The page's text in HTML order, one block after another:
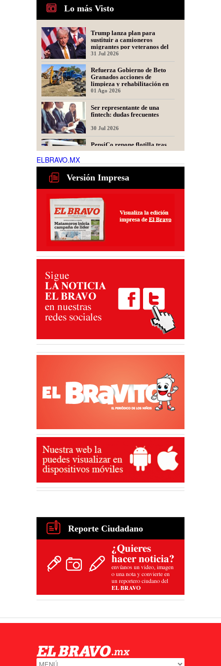
Lo más Visto
Trump lanza plan para
sustituir a camioneros
migrantes por veteranos del
Ejército
31 Jul 2026
Refuerza Gobierno de Beto
Granados acciones de
limpieza y rehabilitación en
Los Presidentes
01 Ago 2026
Ser representante de una
fintech: dudas frecuentes
30 Jul 2026
PepsiCo repone flotilla tras
incendio; llegan 15 nuevas
31 Jul 2026
Tamaulipas alista nuevo plan
para recuperar exportaciones
de ganado
31 Jul 2026
ELBRAVO.MX
Versión Impresa
Reporte Ciudadano